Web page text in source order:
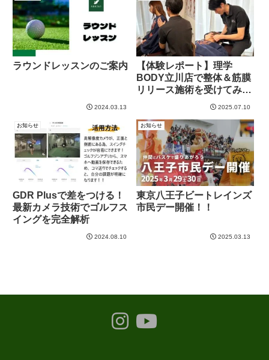
ラウンドレッスンのご案内
2024.03.13
【体験レポート】理学
BODY立川店で整体＆筋膜
リリース施術を受けてみた
｜ゴルフ肘にもおすすめ！
2025.07.10
お知らせ
GDR Plusで差をつける！
最新カメラ技術でゴルフス
イングを完全解析
2024.08.10
お知らせ
東京八王子ビートレインズ
市民デー開催！！
2025.03.13